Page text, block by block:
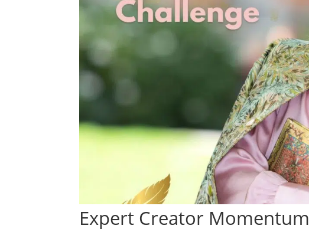
Expert Creator